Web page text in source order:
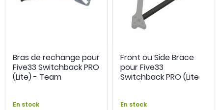
Bras de rechange pour
Five33 Switchback PRO
(Lite) - Team
En stock
Front ou Side Brace
pour Five33
Switchback PRO (Lite
En stock